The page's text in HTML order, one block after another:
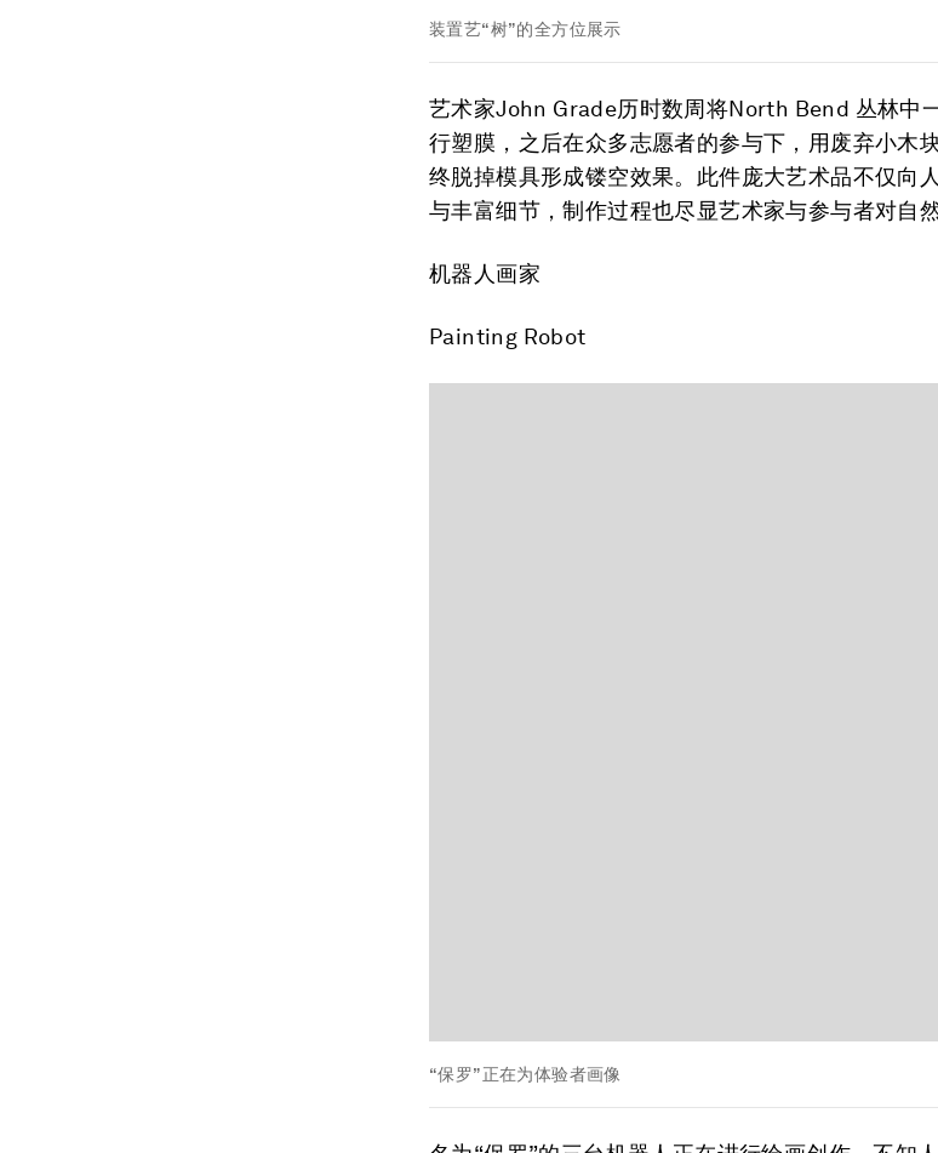
装置艺“树”的全方位展示
艺术家John Grade历时数周将North Bend 丛林中
行塑膜，之后在众多志愿者的参与下，用废弃小木
终脱掉模具形成镂空效果。此件庞大艺术品不仅向
与丰富细节，制作过程也尽显艺术家与参与者对自
机器人画家
Painting Robot
“保罗”正在为体验者画像